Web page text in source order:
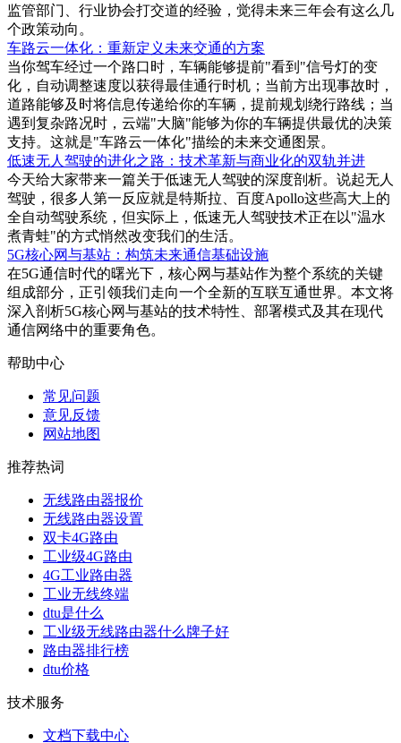
监管部门、行业协会打交道的经验，觉得未来三年会有这么几
个政策动向。
车路云一体化：重新定义未来交通的方案
当你驾车经过一个路口时，车辆能够提前"看到"信号灯的变
化，自动调整速度以获得最佳通行时机；当前方出现事故时，
道路能够及时将信息传递给你的车辆，提前规划绕行路线；当
遇到复杂路况时，云端"大脑"能够为你的车辆提供最优的决策
支持。这就是"车路云一体化"描绘的未来交通图景。
低速无人驾驶的进化之路：技术革新与商业化的双轨并进
今天给大家带来一篇关于低速无人驾驶的深度剖析。说起无人
驾驶，很多人第一反应就是特斯拉、百度Apollo这些高大上的
全自动驾驶系统，但实际上，低速无人驾驶技术正在以"温水
煮青蛙"的方式悄然改变我们的生活。
5G核心网与基站：构筑未来通信基础设施
在5G通信时代的曙光下，核心网与基站作为整个系统的关键
组成部分，正引领我们走向一个全新的互联互通世界。本文将
深入剖析5G核心网与基站的技术特性、部署模式及其在现代
通信网络中的重要角色。
帮助中心
常见问题
意见反馈
网站地图
推荐热词
无线路由器报价
无线路由器设置
双卡4G路由
工业级4G路由
4G工业路由器
工业无线终端
dtu是什么
工业级无线路由器什么牌子好
路由器排行榜
dtu价格
技术服务
文档下载中心